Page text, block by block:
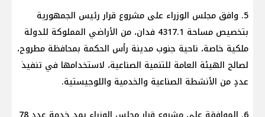
5. وافق مجلس الوزراء على مشروع قرار رئيس الجمهورية
بتخصيص مساحة 4317.1 فدان، من الأراضي المملوكة للدولة
ملكية خاصة، ناحية جنوب مدينة رأس الحكمة بمحافظة مطروح،
لصالح الهيئة العامة للتنمية الصناعية، لاستخدامها في تنفيذ
عددٍ من الأنشطة الصناعية والخدمية واللوجيستية.